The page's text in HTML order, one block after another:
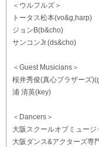
＜ウルフルズ＞
トータス松本(vo&g,harp)
ジョンB(b&cho)
サンコンJr.(ds&cho)
＜Guest Musicians＞
桜井秀俊(真心ブラザーズ
浦 清英(key)
＜Dancers＞
大阪スクールオブミュージ
大阪ダンス&アクターズ専